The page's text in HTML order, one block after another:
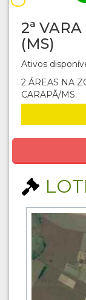
2ª
(MS)
Ativos
2 ÁREAS NA
CARAPÃ/MS.